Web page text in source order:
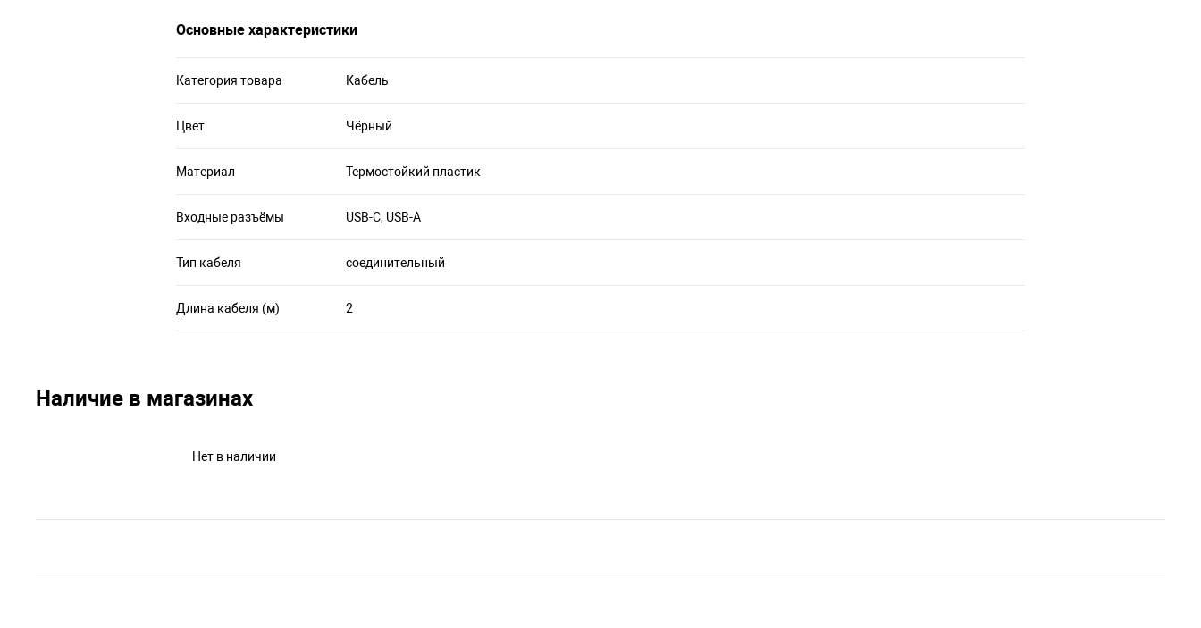
Основные характеристики
Категория товара Кабель
Цвет Чёрный
Материал Термостойкий пластик
Входные разъёмы USB-C, USB-A
Тип кабеля соединительный
Длина кабеля (м) 2
Наличие в магазинах
Нет в наличии